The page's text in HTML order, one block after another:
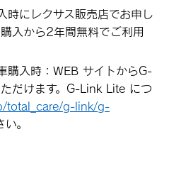
時にレクサス販売店でお申し
入から2年間無料でご利用
購入時：WEB サイトからG-
だけます。G-Link Lite につ
total_care/g-link/g-
。